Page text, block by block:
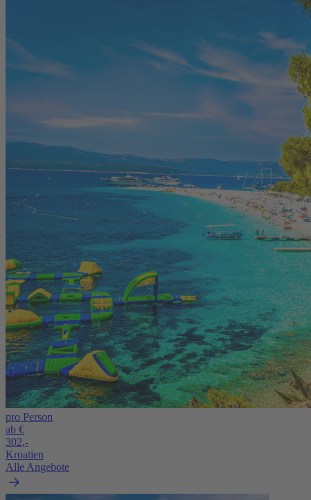
pro Person
ab €
302,-
Kroatien
Alle Angebote